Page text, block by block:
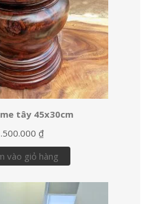
tây 45x30cm
₫
vào giỏ hàng